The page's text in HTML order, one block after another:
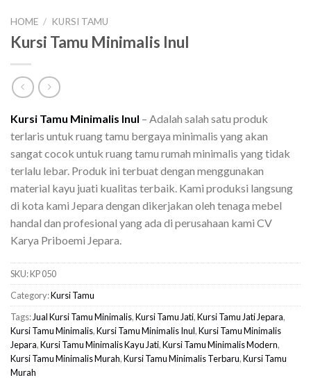
HOME / KURSI TAMU
Kursi Tamu Minimalis Inul
Kursi Tamu Minimalis Inul – Adalah salah satu produk
terlaris untuk ruang tamu bergaya minimalis yang akan
sangat cocok untuk ruang tamu rumah minimalis yang tidak
terlalu lebar. Produk ini terbuat dengan menggunakan
material kayu juati kualitas terbaik. Kami produksi langsung
di kota kami Jepara dengan dikerjakan oleh tenaga mebel
handal dan profesional yang ada di perusahaan kami CV
Karya Priboemi Jepara.
SKU:KP 050
Category:Kursi Tamu
Tags:Jual Kursi Tamu Minimalis,Kursi Tamu Jati,Kursi Tamu Jati Jepara,
Kursi Tamu Minimalis,Kursi Tamu Minimalis Inul,Kursi Tamu Minimalis
Jepara,Kursi Tamu Minimalis Kayu Jati,Kursi Tamu Minimalis Modern,
Kursi Tamu Minimalis Murah,Kursi Tamu Minimalis Terbaru,Kursi Tamu
Murah